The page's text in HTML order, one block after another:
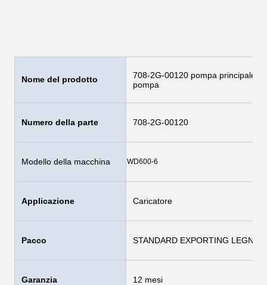
Nome del prodotto
708-2G-00120 pompa principale
pompa
Numero della parte 708-2G-00120
Modello della macchina WD600-6
Applicazione Caricatore
Pacco STANDARD EXPORTING LEGNO
Garanzia 12 mesi